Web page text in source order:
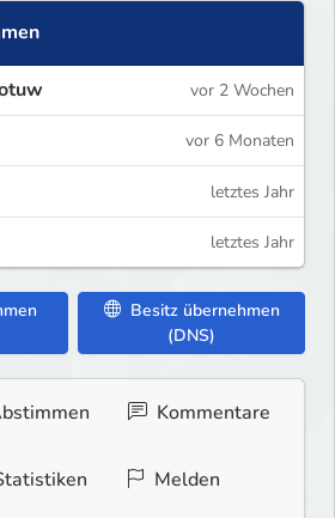
vor 2 Wochen
vor 6 Monaten
letztes Jahr
letztes Jahr
Besitz übernehmen
(DNS)
Kommentare
Melden